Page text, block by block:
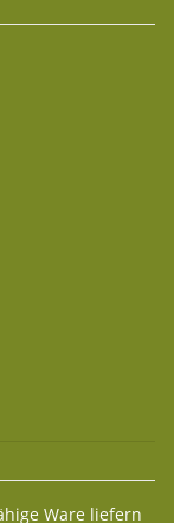
Ware liefern